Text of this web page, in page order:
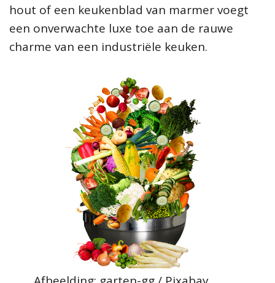
hout of een keukenblad van marmer voegt
een onverwachte luxe toe aan de rauwe
charme van een industriële keuken.